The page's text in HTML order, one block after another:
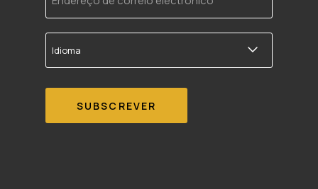
correio
electrónico
Idioma